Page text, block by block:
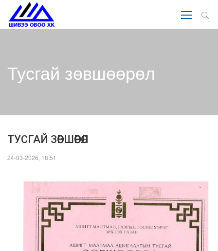
Тусгай зөвшөөрөл
ТУСГАЙ ЗӨВШӨӨРӨЛ
24-03-2026, 18:51